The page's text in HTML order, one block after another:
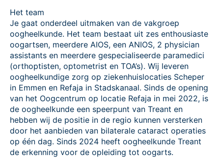
Het team
Je gaat onderdeel uitmaken van de vakgroep
oogheelkunde. Het team bestaat uit zes enthousiaste
oogartsen, meerdere AIOS, een ANIOS, 2 physician
assistants en meerdere gespecialiseerde paramedici
(orthoptisten, optometrist en TOA’s). Wij leveren
oogheelkundige zorg op ziekenhuislocaties Scheper
in Emmen en Refaja in Stadskanaal. Sinds de opening
van het Oogcentrum op locatie Refaja in mei 2022, is
de oogheelkunde een speerpunt van Treant en
hebben wij de positie in de regio kunnen versterken
door het aanbieden van bilaterale cataract operaties
op één dag. Sinds 2024 heeft oogheelkunde Treant
de erkenning voor de opleiding tot oogarts.